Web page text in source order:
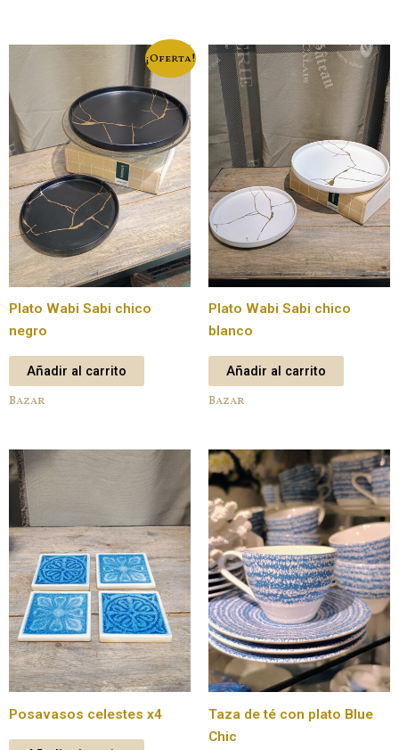
¡Oferta!
Plato Wabi Sabi chico
negro
Añadir al carrito
Bazar
Plato Wabi Sabi chico
blanco
Añadir al carrito
Bazar
Posavasos celestes x4
Taza de té con plato Blue
Chic